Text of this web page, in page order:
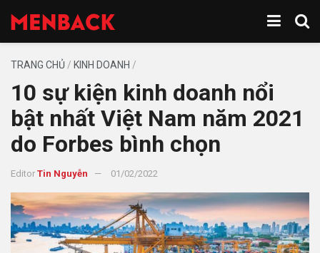
TRANG CHỦ / KINH DOANH /
10 sự kiện kinh doanh nổi
bật nhất Việt Nam năm 2021
do Forbes bình chọn
Editor Tin Nguyễn 01/02/2022